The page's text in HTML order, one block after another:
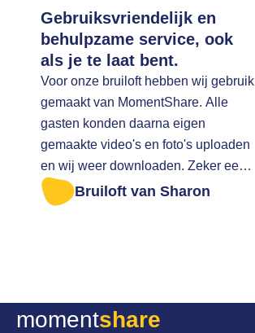
Gebruiksvriendelijk en
behulpzame service, ook
als je te laat bent.
Voor onze bruiloft hebben wij gebruik
gemaakt van MomentShare. Alle
gasten konden daarna eigen
gemaakte video's en foto's uploaden
en wij weer downloaden. Zeker een
aanrader Ik was te laat om alle foto's
er af te halen. Ik ben zeer vriendelijk
Bruiloft van Sharon
momentshare